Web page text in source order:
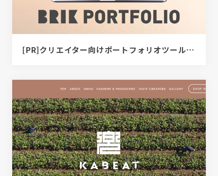
[PR]クリエイター向けポートフォリオツール｜BRIK PORTFOLIO